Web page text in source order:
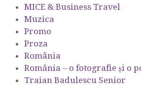
MICE & Business Travel
Muzica
Promo
Proza
România
România – o fotografie şi o
Traian Badulescu Senior